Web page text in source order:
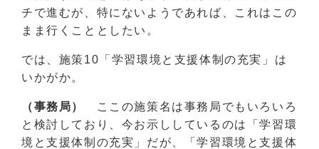
チで進むが、特にないようであれば、これはこの
まま行くこととしたい。
では、施策10「学習環境と支援体制の充実」は
いかがか。
（事務局）
ここの施策名は事務局でもいろいろ
と検討しており、今お示ししているのは「学習環
境と支援体制の充実」だが、「学習環境と支援体